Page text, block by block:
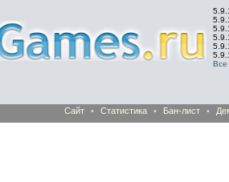
Все
Сайт • Статистика • Бан-лист •